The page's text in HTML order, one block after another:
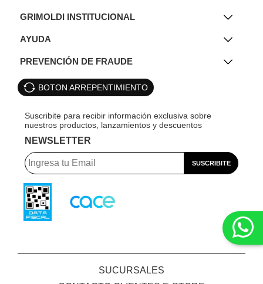
GRIMOLDI INSTITUCIONAL
AYUDA
PREVENCIÓN DE FRAUDE
SUCURSALES
BOTON ARREPENTIMIENTO
NEWSLETTER